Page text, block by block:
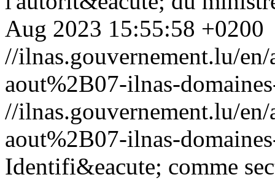
Aug 2023 15:55:58 +0200
//ilnas.gouvernement.lu/
aout%2B07-ilnas-
//ilnas.gouvernement.lu/
aout%2B07-ilnas-
Identifi&eacute; comme